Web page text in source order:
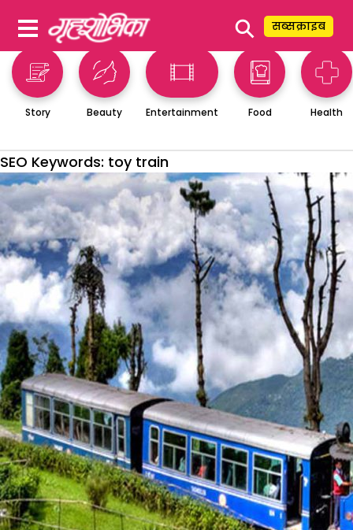
⚲ सब्सक्राइब
Story Beauty Entertainment Food Health
SEO Keywords: toy train